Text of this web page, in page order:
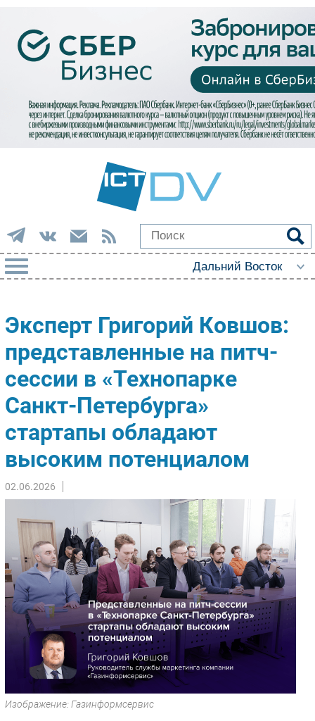
Импорто­замещение
Автоматизация Промышленности
Интернет
Фиксированная связь
Интеграция
Рынок ПК
Торговые сети
Outsourcing
Кадры
Регулирование
Финансы
Web
Безопасность
Инновации
CIO/Управление ИТ
Гаджеты
Эксперт Григорий Ковшов:
представленные на питч-
сессии в «Технопарке
Санкт-Петербурга»
стартапы обладают
высоким потенциалом
02.06.2026
Изображение: Газинформсервис